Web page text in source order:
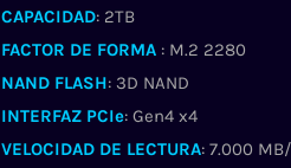
CAPACIDAD: 2TB
FACTOR DE FORMA : M.2 2280
NAND FLASH: 3D NAND
INTERFAZ PCIe: Gen4 x4
VELOCIDAD DE LECTURA: 7.000